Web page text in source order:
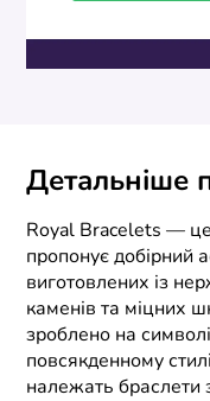
Детальніше
Royal Bracelets —
пропонує добірний
виготовлених із
каменів та міцних
зроблено на
повсякденному
належать браслети